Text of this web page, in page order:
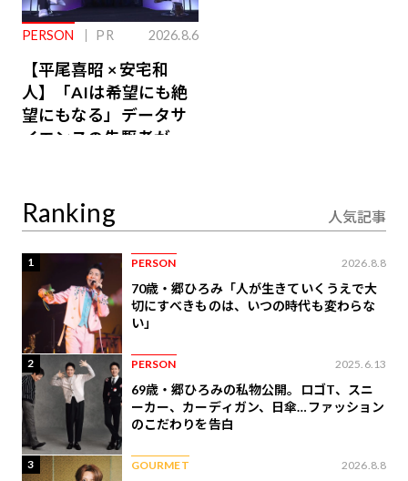
PERSON PR 2026.8.6
【平尾喜昭 × 安宅和
人】「AIは希望にも絶
望にもなる」データサ
イエンスの先駆者が語
Ranking 人気記事
1 PERSON 2026.8.8
70歳・郷ひろみ「人が生きていくうえで大
切にすべきものは、いつの時代も変わらな
い」
2 PERSON 2025.6.13
69歳・郷ひろみの私物公開。ロゴT、スニ
ーカー、カーディガン、日傘…ファッション
のこだわりを告白
3 GOURMET 2026.8.8